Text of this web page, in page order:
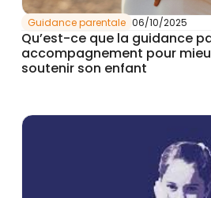
Guidance parentale 06/10/2025
Qu’est-ce que la guidance
accompagnement pour
soutenir son enfant